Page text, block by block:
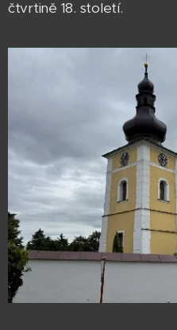
čtvrtině 18. století.